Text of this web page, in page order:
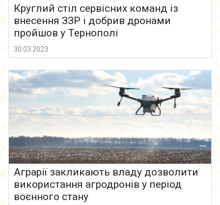
Круглий стіл сервісних команд із
внесення ЗЗР і добрив дронами
пройшов у Тернополі
30.03.2023
Аграрії закликають владу дозволити
використання агродронів у період
воєнного стану